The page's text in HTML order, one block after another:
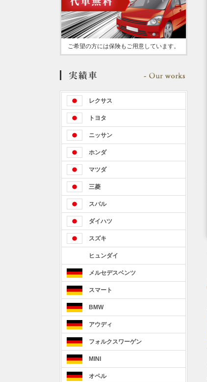
ご希望の方には保険もご用意しています。
レクサス
トヨタ
ニッサン
ホンダ
マツダ
三菱
スバル
ダイハツ
スズキ
ヒュンダイ
メルセデスベンツ
スマート
BMW
アウディ
フォルクスワーゲン
MINI
オペル